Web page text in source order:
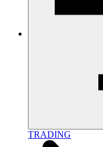
TRADING